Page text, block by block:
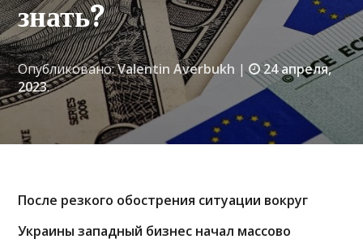
знать?
Опубликовано:Valentin Averbukh |
24 апреля,
2023.
После резкого обострения ситуации вокруг
Украины западный бизнес начал массово